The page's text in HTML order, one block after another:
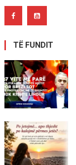
postimet
TË FUNDIT